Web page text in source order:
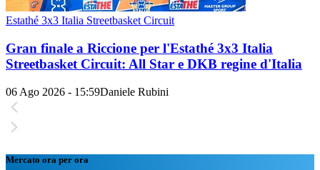
Estathé 3x3 Italia Streetbasket Circuit
Gran finale a Riccione per l'Estathé 3x3 Italia
Streetbasket Circuit: All Star e DKB regine d'Italia
06 Ago 2026 - 15:59Daniele Rubini
Mercato ora per ora